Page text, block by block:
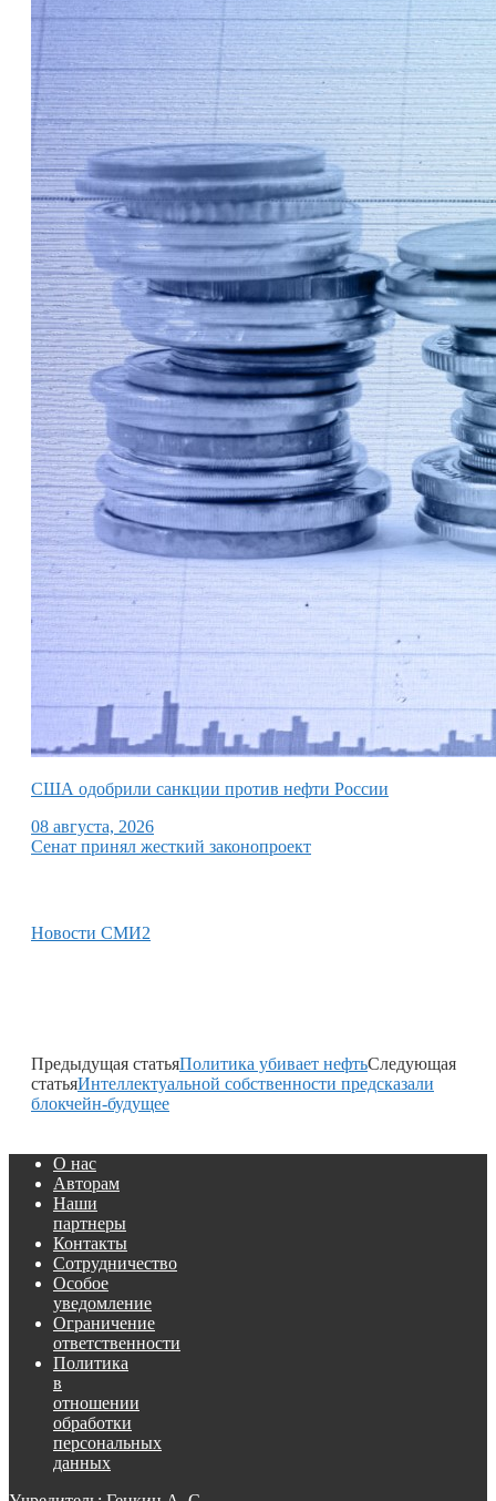
США одобрили санкции против нефти России
08 августа, 2026
Сенат принял жесткий законопроект
Новости СМИ2
Предыдущая статьяПолитика убивает нефтьСледующая
статьяИнтеллектуальной собственности предсказали
блокчейн-будущее
О нас
Авторам
Наши
партнеры
Контакты
Сотрудничество
Особое
уведомление
Ограничение
ответственности
Политика
в
отношении
обработки
персональных
данных